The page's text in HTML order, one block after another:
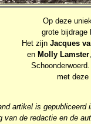
Op deze
grote bijdrage
Het zijn Jacques
en Molly Lamster
met deze
artikel is gepubliceerd
van de redactie en de